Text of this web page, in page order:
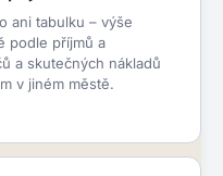
ani tabulku – výše
podle příjmů a
a skutečných nákladů
v jiném městě.